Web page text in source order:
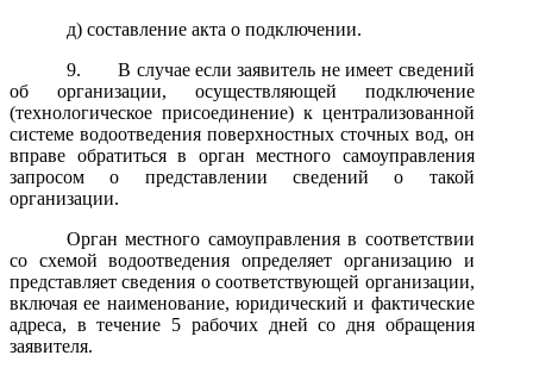
д) составление акта о подключении.
9.
В случае если заявитель не имеет сведений
об организации, осуществляющей подключение
(технологическое присоединение) к централизованной
системе водоотведения поверхностных сточных вод, он
вправе обратиться в орган местного самоуправления
запросом о представлении сведений о такой
организации.
Орган местного самоуправления в соответствии
со схемой водоотведения определяет организацию и
представляет сведения о соответствующей организации,
включая ее наименование, юридический и фактические
адреса, в течение 5 рабочих дней со дня обращения
заявителя.